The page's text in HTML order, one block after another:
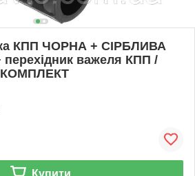
КПП ЧОРНА + СІРБЛИВА
важеля КПП /
КОМПЛЕКТ
Купити